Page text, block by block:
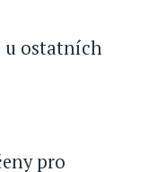
u ostatních
pro